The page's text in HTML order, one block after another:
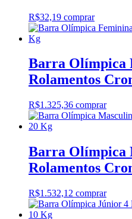
R$32,19 comprar
Barra Olímpica
Rolamentos
R$1.325,36 comprar
Barra Olímpica
Rolamentos
R$1.532,12 comprar